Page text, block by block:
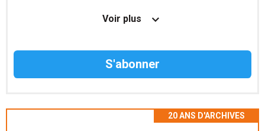
Le magazine TelQuel en numérique avant la sortie
Voir plus